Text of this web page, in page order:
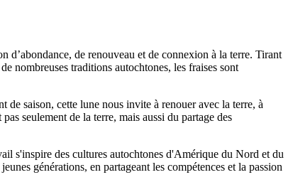
d’abondance, de renouveau et de connexion à la terre. Tirant
nombreuses traditions autochtones, les fraises sont
saison, cette lune nous invite à renouer avec la terre, à
seulement de la terre, mais aussi du partage des
s'inspire des cultures autochtones d'Amérique du Nord et du
générations, en partageant les compétences et la passion